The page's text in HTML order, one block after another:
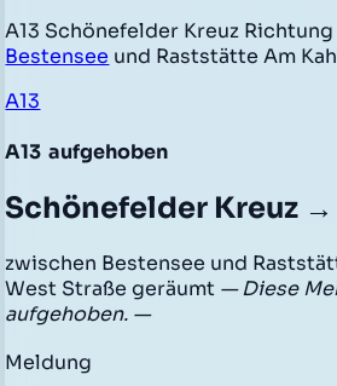
A13 Schönefelder Kreuz Richtung
Bestensee und Raststätte Am
A13
A13 aufgehoben
Schönefelder Kreuz
zwischen Bestensee und
West Straße geräumt — Diese
aufgehoben. —
Meldung